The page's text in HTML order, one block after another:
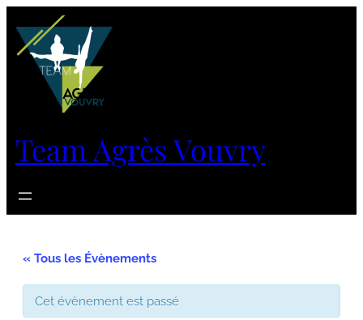
Team Agrès Vouvry
« Tous les Évènements
Cet évènement est passé